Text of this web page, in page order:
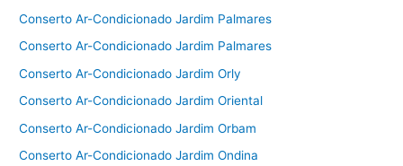
Conserto Ar-Condicionado Jardim Palmares
Conserto Ar-Condicionado Jardim Palmares
Conserto Ar-Condicionado Jardim Orly
Conserto Ar-Condicionado Jardim Oriental
Conserto Ar-Condicionado Jardim Orbam
Conserto Ar-Condicionado Jardim Ondina